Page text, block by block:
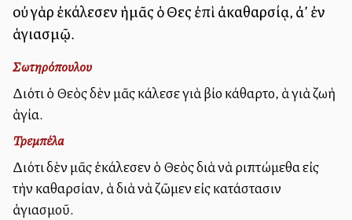
οὐ γὰρ ἐκάλεσεν ἡμᾶς ὁ Θεὸς ἐπὶ ἀκαθαρσίᾳ, ἀλλ’ ἐν
ἁγιασμῷ.
Σωτηρόπουλου
Διότι ὁ Θεὸς δὲν μᾶς κάλεσε γιὰ βίο ἀκάθαρτο, ἀλλὰ γιὰ ζωὴ
ἁγία.
Τρεμπέλα
Διότι δὲν μᾶς ἐκάλεσεν ὁ Θεὸς διὰ νὰ ριπτώμεθα εἰς
τὴν ἀκαθαρσίαν, ἀλλὰ διὰ νὰ ζῶμεν εἰς κατάστασιν
ἁγιασμοῦ.